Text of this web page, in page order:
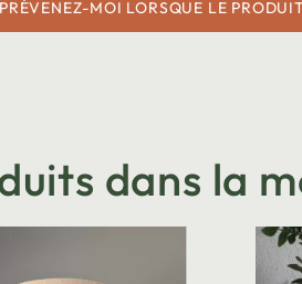
PRÉVENEZ-MOI LORSQUE LE
dans la